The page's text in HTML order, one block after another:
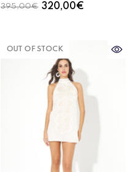
395,00€ 320,00€
OUT OF STOCK